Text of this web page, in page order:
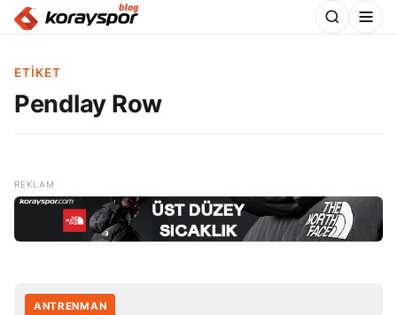
ETIKET
Pendlay Row
ANTRENMAN